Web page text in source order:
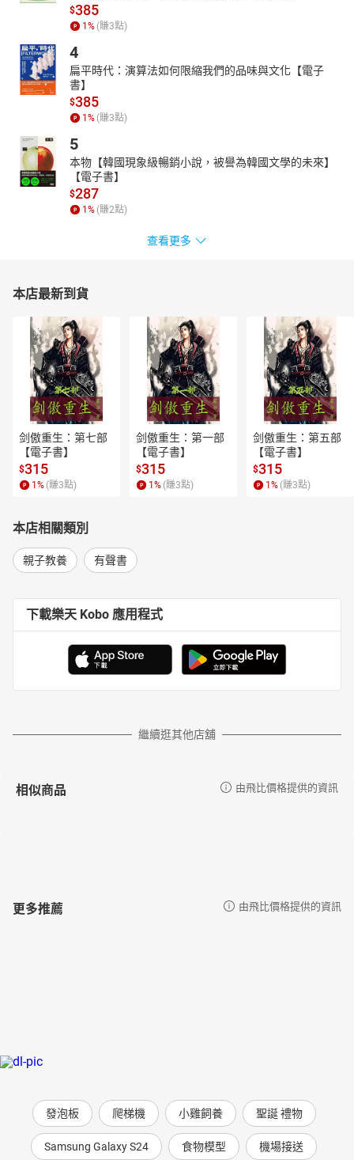
$385
1 % (賺3點)
4
扁平時代：演算法如何限縮我們的品味與文化【電子
書】
$385
1 % (賺3點)
5
本物【韓國現象級暢銷小說，被譽為韓國文學的未來】
【電子書】
$287
1 % (賺2點)
查看更多
本店最新到貨
剑傲重生：第七部
【電子書】
$315
1 % (賺3點)
剑傲重生：第一部
【電子書】
$315
1 % (賺3點)
剑傲重生：第五部
【電子書】
$315
1 % (賺3點)
本店相關類別
親子教養 有聲書
下載樂天 Kobo 應用程式
繼續逛其他店舖
相似商品 由飛比價格提供的資訊
更多推薦 由飛比價格提供的資訊
發泡板 爬梯機 小雞飼養 聖誕 禮物
Samsung Galaxy S24 食物模型 機場接送